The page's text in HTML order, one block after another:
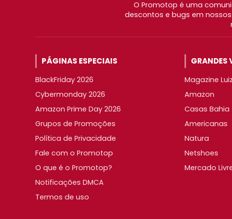
O Promotop é uma
descontos e bugs em
PÁGINAS ESPECIAIS
BlackFriday 2026
Cybermonday 2026
Amazon Prime Day 2026
Grupos de Promoções
Política de Privacidade
Fale com o Promotop
O que é o Promotop?
Notificações DMCA
Termos de uso
GRANDES
Magazine
Amazon
Casas Bahia
Americanas
Natura
Netshoes
Mercado